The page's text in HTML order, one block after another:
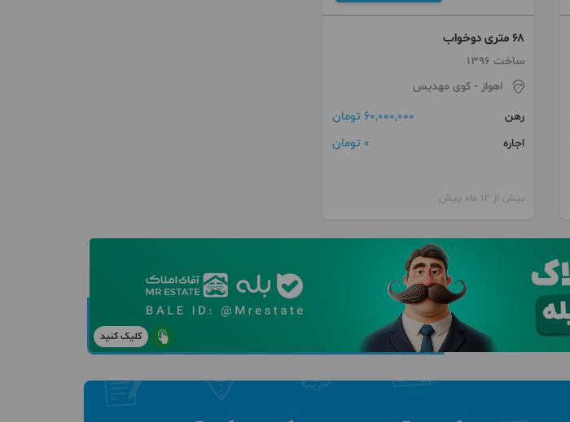
۶۸ متری دوخواب
ساخت 1396
اهواز - کوی مهدیس
رهن
60,000,000 تومان
اجاره 0 تومان
بیش از 12 ماه پیش
کلیک کنید